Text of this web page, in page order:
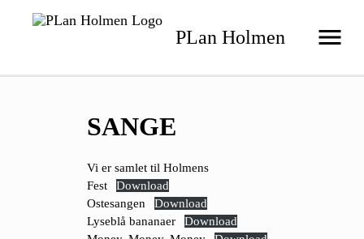
PLan Holmen
SANGE
Vi er samlet til Holmens
Fest
Download
Ostesangen
Download
Lyseblå bananaer
Download